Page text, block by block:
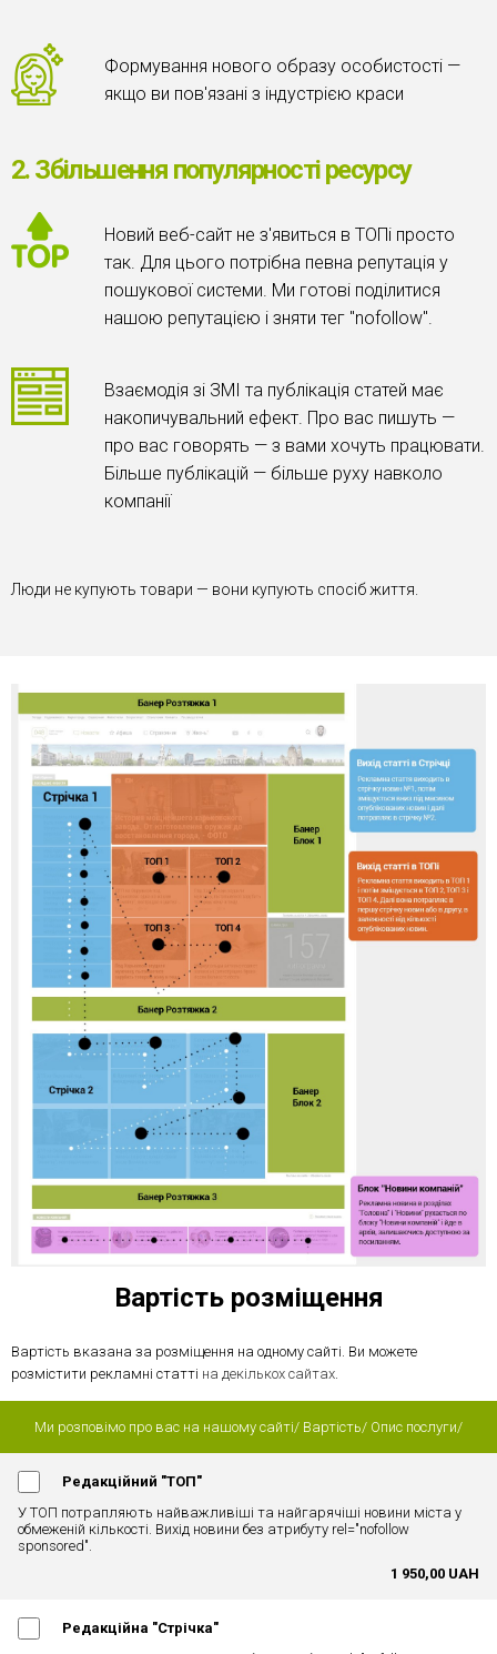
Формування нового образу особистості —
якщо ви пов'язані з індустрією краси
2. Збільшення популярності ресурсу
Новий веб-сайт не з'явиться в ТОПі просто
так. Для цього потрібна певна репутація у
пошукової системи. Ми готові поділитися
нашою репутацією і зняти тег "nofollow".
Взаємодія зі ЗМІ та публікація статей має
накопичувальний ефект. Про вас пишуть —
про вас говорять — з вами хочуть працювати.
Більше публікацій — більше руху навколо
компанії
Люди не купують товари — вони купують спосіб життя.
Вартість розміщення
Вартість вказана за розміщення на одному сайті. Ви можете
розмістити рекламні статті на декількох сайтах
Ми розповімо про вас на нашому сайті/ Вартість/ Опис послуги/
Редакційний "ТОП"
1 950,00 UAH
У ТОП потрапляють найважливіші та найгарячіші новини міста у
обмеженій кількості. Вихід новини без атрибуту rel="nofollow
sponsored".
Редакційна "Стрічка"